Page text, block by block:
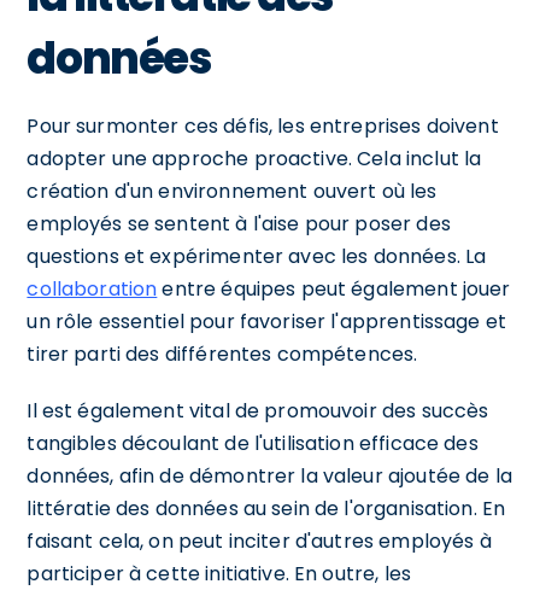
données
Pour surmonter ces défis, les entreprises doivent
adopter une approche proactive. Cela inclut la
création d'un environnement ouvert où les
employés se sentent à l'aise pour poser des
questions et expérimenter avec les données. La
collaborationentre équipes peut également jouer
un rôle essentiel pour favoriser l'apprentissage et
tirer parti des différentes compétences.
Il est également vital de promouvoir des succès
tangibles découlant de l'utilisation efficace des
données, afin de démontrer la valeur ajoutée de la
littératie des données au sein de l'organisation. En
faisant cela, on peut inciter d'autres employés à
participer à cette initiative. En outre, les